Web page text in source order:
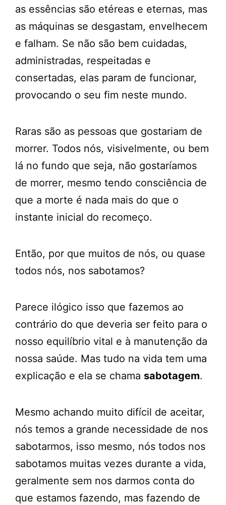
as essências são etéreas e eternas, mas
as máquinas se desgastam, envelhecem
e falham. Se não são bem cuidadas,
administradas, respeitadas e
consertadas, elas param de funcionar,
provocando o seu fim neste mundo.
Raras são as pessoas que gostariam de
morrer. Todos nós, visivelmente, ou bem
lá no fundo que seja, não gostaríamos
de morrer, mesmo tendo consciência de
que a morte é nada mais do que o
instante inicial do recomeço.
Então, por que muitos de nós, ou quase
todos nós, nos sabotamos?
Parece ilógico isso que fazemos ao
contrário do que deveria ser feito para o
nosso equilíbrio vital e à manutenção da
nossa saúde. Mas tudo na vida tem uma
explicação e ela se chama sabotagem.
Mesmo achando muito difícil de aceitar,
nós temos a grande necessidade de nos
sabotarmos, isso mesmo, nós todos nos
sabotamos muitas vezes durante a vida,
geralmente sem nos darmos conta do
que estamos fazendo, mas fazendo de